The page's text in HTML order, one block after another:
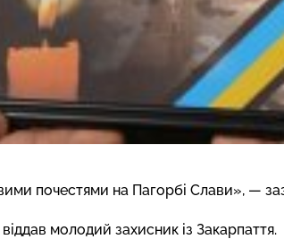
почестями на Пагорбі Слави», —
молодий захисник із Закарпаття.